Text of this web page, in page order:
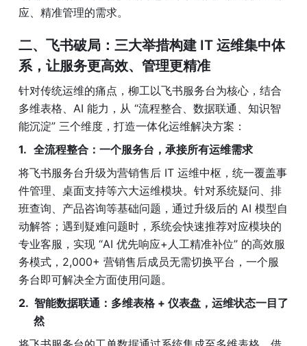
应、精准管理的需求。
二、飞书破局：三大举措构建 IT 运维集中体
系，让服务更高效、管理更精准
针对传统运维的痛点，柳工以飞书服务台为核心，结合
多维表格、AI 能力，从 “流程整合、数据联通、知识智
能沉淀” 三个维度，打造一体化运维解决方案：
全流程整合：一个服务台，承接所有运维需求
将飞书服务台升级为营销售后 IT 运维中枢，统一覆盖事
件管理、桌面支持等六大运维模块。针对系统疑问、排
班查询、产品咨询等基础问题，通过升级后的 AI 模型自
动解答；遇到疑难问题时，系统会快速推荐对应模块的
专业客服，实现 “AI 优先响应+人工精准补位” 的高效服
务模式，2,000+ 营销售后成员无需切换平台，一个服
务台即可解决全方面使用问题。
智能数据联通：多维表格 + 仪表盘，运维状态一目了
然